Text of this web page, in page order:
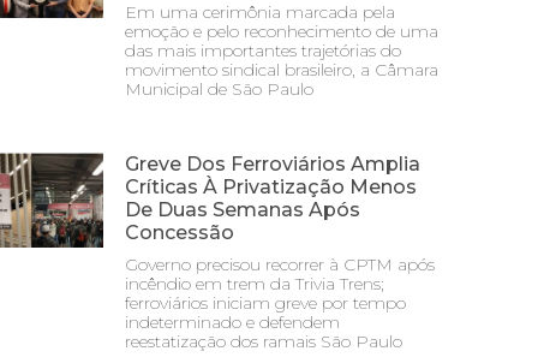
Em uma cerimônia marcada pela
emoção e pelo reconhecimento de uma
das mais importantes trajetórias do
movimento sindical brasileiro, a Câmara
Municipal de São Paulo
Greve Dos Ferroviários Amplia
Críticas À Privatização Menos
De Duas Semanas Após
Concessão
Governo precisou recorrer à CPTM após
incêndio em trem da Trivia Trens;
ferroviários iniciam greve por tempo
indeterminado e defendem
reestatização dos ramais São Paulo